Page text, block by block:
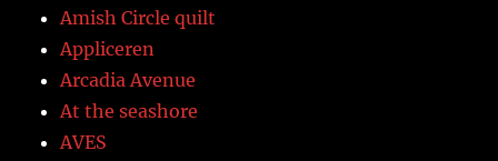
Amish Circle quilt
Appliceren
Arcadia Avenue
At the seashore
AVES